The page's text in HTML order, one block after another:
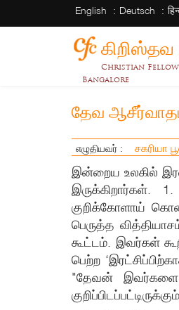
English Deutsch
Christian
Bangalore
தேவ
எழுதியவர் : சகரியா
இன்றைய உலகில்
இருக்கிறார்கள்.
குறிக்கோளாய்
பெருத்த
கூட்டம். இவர்கள்
பெற்ற
"தேவன் இவர்களை